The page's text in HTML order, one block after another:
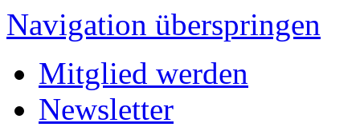
Navigation überspringen
Mitglied werden
Newsletter